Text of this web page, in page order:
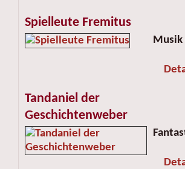
Spielleute Fremitus
Musik
Tandaniel der
Geschichtenweber